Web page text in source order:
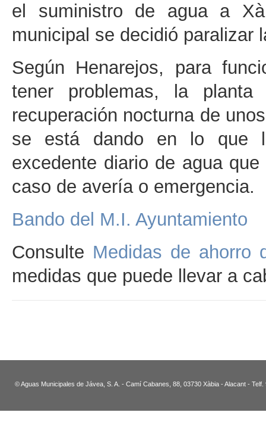
el suministro de agua a
municipal se decidió paralizar
Según Henarejos, para
tener problemas, la planta
recuperación nocturna de
se está dando en lo que
excedente diario de agua
caso de avería o emergencia.
Bando del M.I. Ayuntamiento
Consulte Medidas de ahorro
medidas que puede llevar a
© Aguas Municipales de Jávea, S. A. - Camí Cabanes, 88, 03730 Xàbia - Alacant -